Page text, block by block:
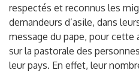
respectés et reconnus les
demandeurs d’asile, dans
message du pape, pour cette
sur la pastorale des
leur pays. En effet, leur